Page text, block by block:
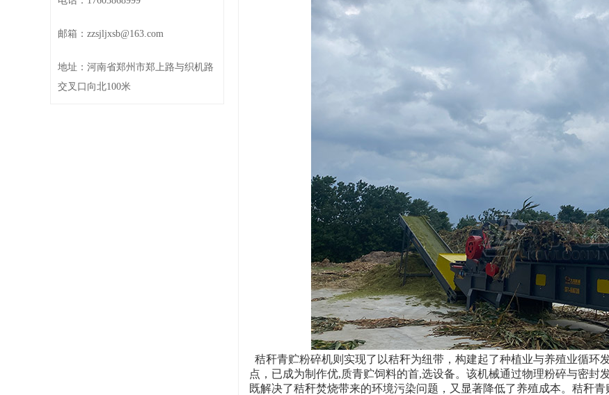
邮箱：zzsjljxsb@163.com
地址：河南省郑州市郑上路与织机路
交叉口向北100米
秸秆青贮粉碎机则实现了以秸秆为纽带，构建起了种植业与养殖业循环
点，已成为制作优,质青贮饲料的首,选设备。该机械通过物理粉碎与密封
既解决了秸秆焚烧带来的环境污染问题，又显著降低了养殖成本。秸秆